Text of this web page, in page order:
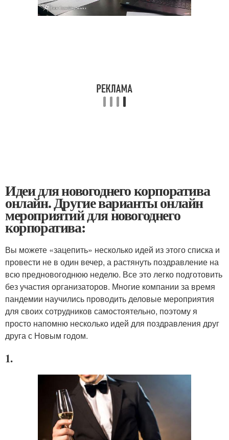
Идеи для новогоднего корпоратива
онлайн. Другие варианты онлайн
мероприятий для новогоднего
корпоратива:
Вы можете «зацепить» несколько идей из этого списка и
провести не в один вечер, а растянуть поздравление на
всю предновогоднюю неделю. Все это легко подготовить
без участия организаторов. Многие компании за время
пандемии научились проводить деловые мероприятия
для своих сотрудников самостоятельно, поэтому я
просто напомню несколько идей для поздравления друг
друга с Новым годом.
1.